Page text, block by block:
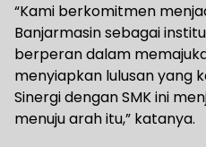
“Kami berkomitmen
Banjarmasin sebagai
berperan dalam
menyiapkan lulusan yang
Sinergi dengan SMK ini
menuju arah itu,” katanya.